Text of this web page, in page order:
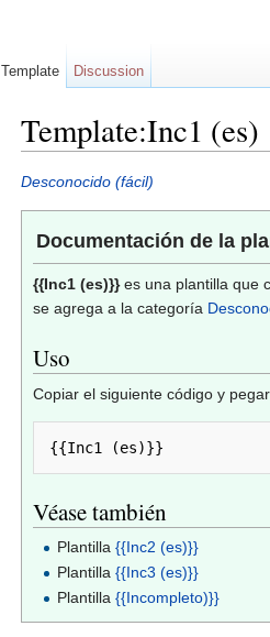
Template:Inc1 (es)
Desconocido (fácil)
Documentación de la
{{Inc1 (es)}}es una plantilla que
se agrega a la categoría
Uso
Copiar el siguiente código y
Véase también
Plantilla{{Inc2 (es)}}
Plantilla{{Inc3 (es)}}
Plantilla{{Incompleto)}}
Template Discussion